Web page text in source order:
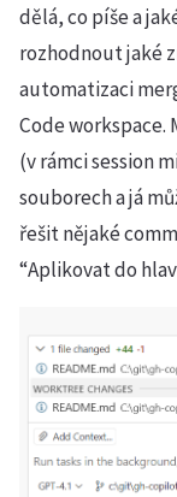
dělá, co píše a
rozhodnout jaké
automatizaci
Code
(v rámci session
souborech a já
řešit nějaké
“Aplikovat do